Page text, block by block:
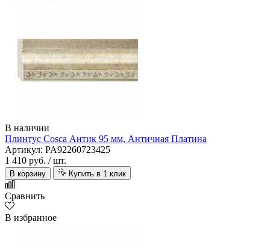
В наличии
Плинтус Cosca Антик 95 мм, Античная Платина
Артикул: PA92260723425
1 410 руб. / шт.
В корзину Купить в 1 клик
Сравнить
В избранное